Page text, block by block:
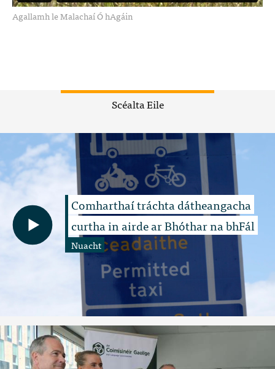
Agallamh le Malachaí Ó hAgáin
Scéalta Eile
Comharthaí tráchta dátheangacha
curtha in airde ar Bhóthar na bhFál
Nuacht